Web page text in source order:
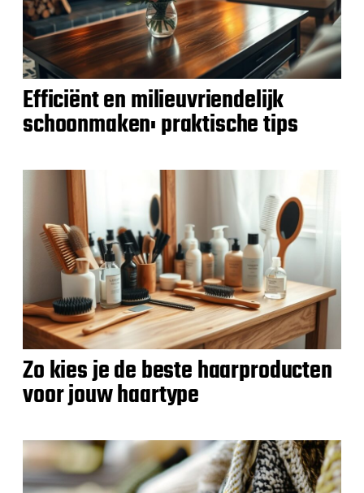
Efficiënt en milieuvriendelijk
schoonmaken: praktische tips
Zo kies je de beste haarproducten
voor jouw haartype